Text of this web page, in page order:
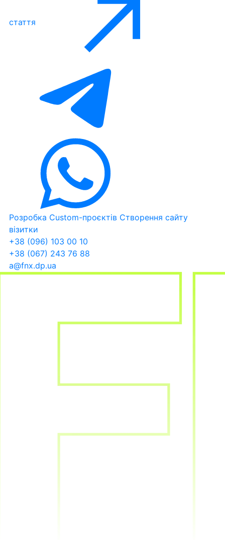
стаття
Розробка Custom-проєктів Створення сайту
візитки
+38 (096) 103 00 10
+38 (067) 243 76 88
a@fnx.dp.ua